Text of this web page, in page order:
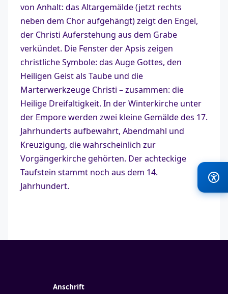
von Anhalt: das Altargemälde (jetzt rechts
neben dem Chor aufgehängt) zeigt den Engel,
der Christi Auferstehung aus dem Grabe
verkündet. Die Fenster der Apsis zeigen
christliche Symbole: das Auge Gottes, den
Heiligen Geist als Taube und die
Marterwerkzeuge Christi – zusammen: die
Heilige Dreifaltigkeit. In der Winterkirche unter
der Empore werden zwei kleine Gemälde des 17.
Jahrhunderts aufbewahrt, Abendmahl und
Kreuzigung, die wahrscheinlich zur
Vorgängerkirche gehörten. Der achteckige
Taufstein stammt noch aus dem 14.
Jahrhundert.
Anschrift